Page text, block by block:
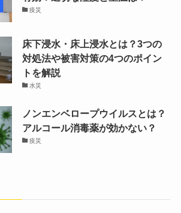
疫災
床下浸水・床上浸水とは？3つの
対処法や被害対策の4つのポイン
トを解説
水災
ノンエンベロープウイルスとは？
アルコール消毒薬が効かない？
疫災